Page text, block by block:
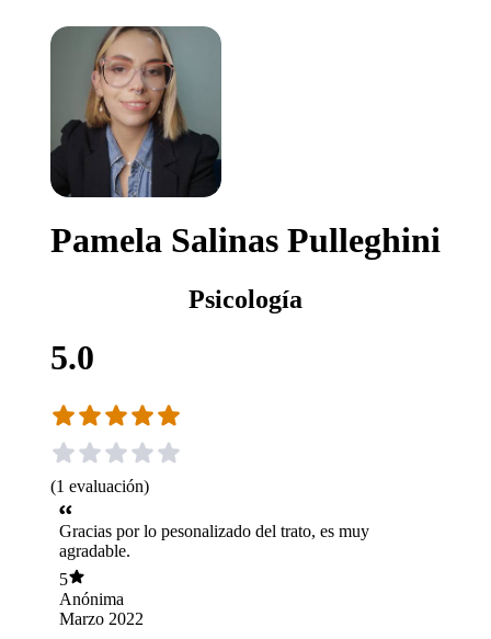
Pamela Salinas Pulleghini
Psicología
5.0
(1 evaluación)
Gracias por lo pesonalizado del trato, es muy
agradable.
5
Anónima
Marzo 2022